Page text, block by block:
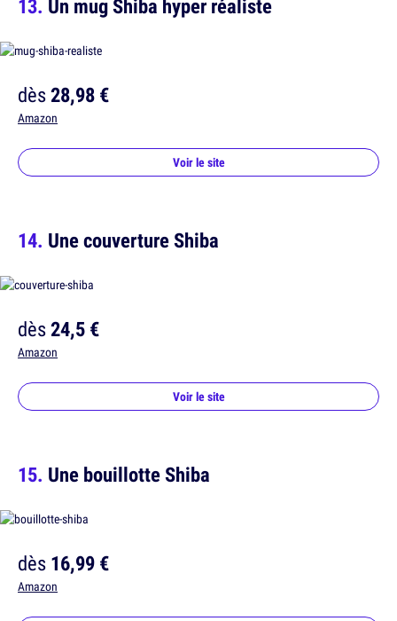
Un mug Shiba hyper réaliste
dès28,98 €
Amazon
Voir le site
Une couverture Shiba
dès24,5 €
Amazon
Voir le site
Une bouillotte Shiba
dès16,99 €
Amazon